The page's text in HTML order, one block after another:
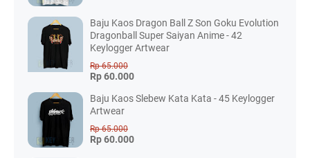
Baju Kaos Dragon Ball Z Son Goku Evolution
Dragonball Super Saiyan Anime - 42
Keylogger Artwear
Rp 65.000
Rp 60.000
Baju Kaos Slebew Kata Kata - 45 Keylogger
Artwear
Rp 65.000
Rp 60.000